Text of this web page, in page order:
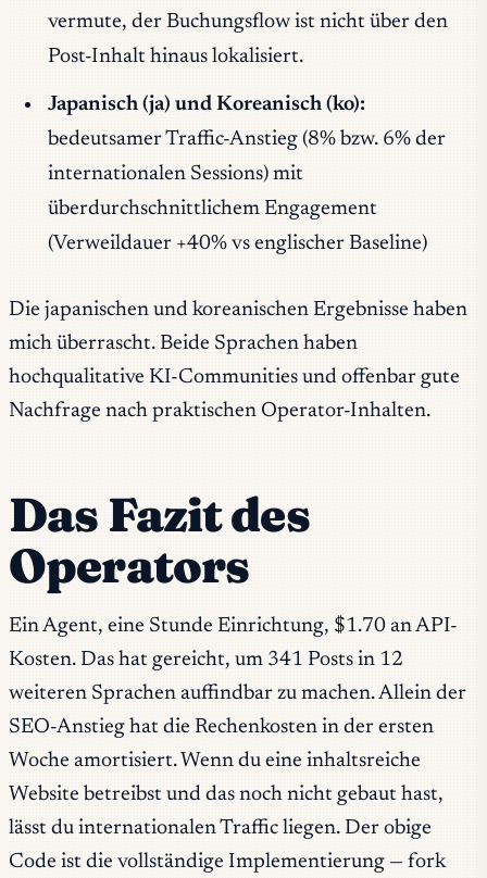
vermute, der Buchungsflow ist nicht über den
Post-Inhalt hinaus lokalisiert.
Japanisch (ja) und Koreanisch (ko):
bedeutsamer Traffic-Anstieg (8% bzw. 6% der
internationalen Sessions) mit
überdurchschnittlichem Engagement
(Verweildauer +40% vs englischer Baseline)
Die japanischen und koreanischen Ergebnisse haben
mich überrascht. Beide Sprachen haben
hochqualitative KI-Communities und offenbar gute
Nachfrage nach praktischen Operator-Inhalten.
Das Fazit des
Operators
Ein Agent, eine Stunde Einrichtung, $1.70 an API-
Kosten. Das hat gereicht, um 341 Posts in 12
weiteren Sprachen auffindbar zu machen. Allein der
SEO-Anstieg hat die Rechenkosten in der ersten
Woche amortisiert. Wenn du eine inhaltsreiche
Website betreibst und das noch nicht gebaut hast,
lässt du internationalen Traffic liegen. Der obige
Code ist die vollständige Implementierung — fork